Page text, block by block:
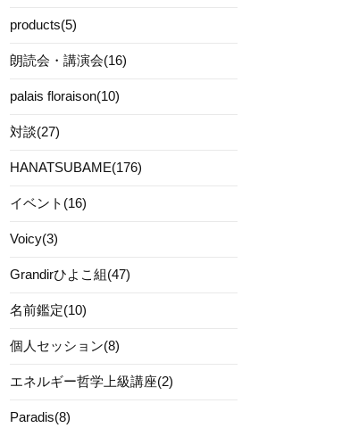
products(5)
朗読会・講演会(16)
palais floraison(10)
対談(27)
HANATSUBAME(176)
イベント(16)
Voicy(3)
Grandirひよこ組(47)
名前鑑定(10)
個人セッション(8)
エネルギー哲学上級講座(2)
Paradis(8)